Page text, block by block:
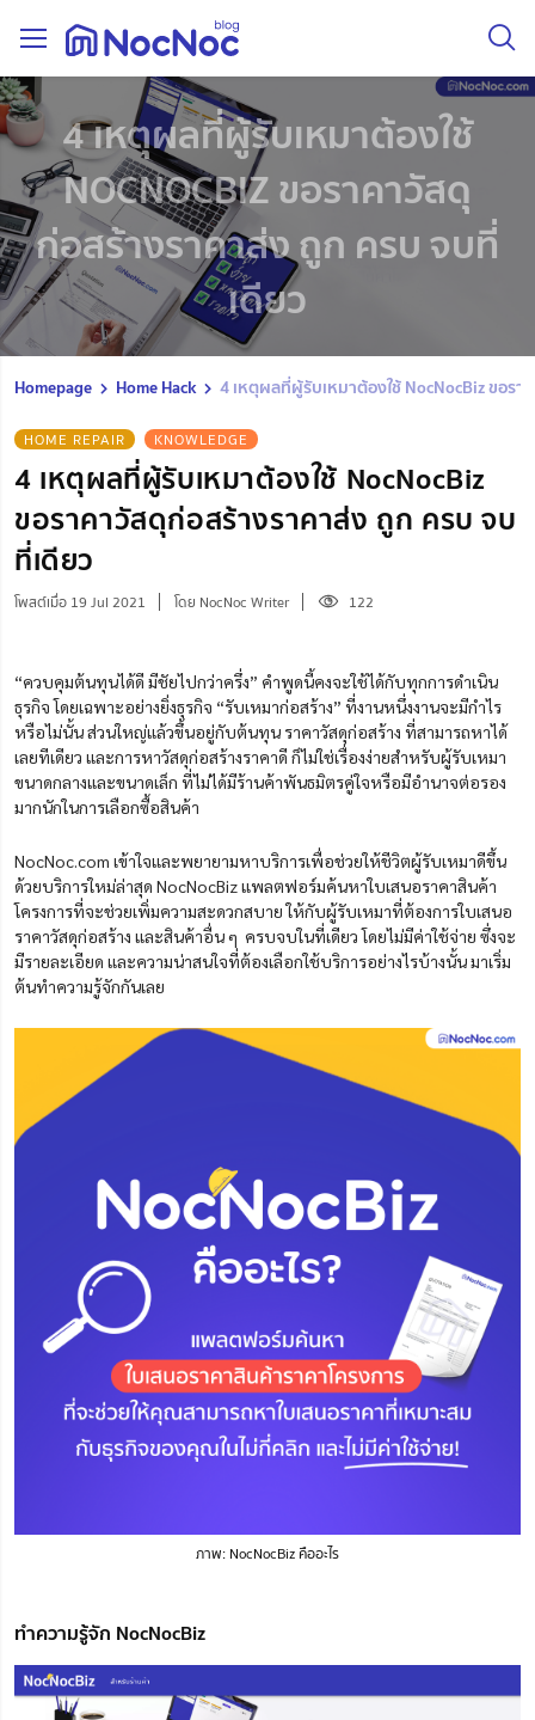
4 เหตุผลที่ผู้รับเหมาต้องใช้
NOCNOCBIZ ขอราคาวัสดุ
ก่อสร้างราคาส่ง ถูก ครบ จบที่
เดียว
Homepage Home Hack 4 เหตุผลที่ผู้รับเหมาต้องใช้ NocNocBiz ขอร
HOME REPAIR KNOWLEDGE
4 เหตุผลที่ผู้รับเหมาต้องใช้ NocNocBiz
ขอราคาวัสดุก่อสร้างราคาส่ง ถูก ครบ จบ
ที่เดียว
โพสต์เมื่อ 19 Jul 2021 โดย NocNoc Writer 122
“ควบคุมต้นทุนได้ดี มีชัยไปกว่าครึ่ง” คำพูดนี้คงจะใช้ได้กับทุกการดำเนิน
ธุรกิจ โดยเฉพาะอย่างยิ่งธุรกิจ “รับเหมาก่อสร้าง” ที่งานหนึ่งงานจะมีกำไร
หรือไม่นั้นส่วนใหญ่แล้วขึ้นอยู่กับต้นทุน ราคาวัสดุก่อสร้าง ที่สามารถหาได้
เลยทีเดียว และการหาวัสดุก่อสร้างราคาดี ก็ไม่ใช่เรื่องง่ายสำหรับผู้รับเหมา
ขนาดกลางและขนาดเล็ก ที่ไม่ได้มีร้านค้าพันธมิตรคู่ใจหรือมีอำนาจต่อรอง
มากนักในการเลือกซื้อสินค้า
NocNoc.com เข้าใจและพยายามหาบริการเพื่อช่วยให้ชีวิตผู้รับเหมาดีขึ้น
ด้วยบริการใหม่ล่าสุด NocNocBiz แพลตฟอร์มค้นหาใบเสนอราคาสินค้า
โครงการที่จะช่วยเพิ่มความสะดวกสบาย ให้กับผู้รับเหมาที่ต้องการใบเสนอ
ราคาวัสดุก่อสร้าง และสินค้าอื่น ๆ ครบจบในที่เดียว โดยไม่มีค่าใช้จ่าย ซึ่งจะ
มีรายละเอียด และความน่าสนใจที่ต้องเลือกใช้บริการอย่างไรบ้างนั้น มาเริ่ม
ต้นทำความรู้จักกันเลย
ภาพ: NocNocBiz คืออะไร
ทำความรู้จัก NocNocBiz